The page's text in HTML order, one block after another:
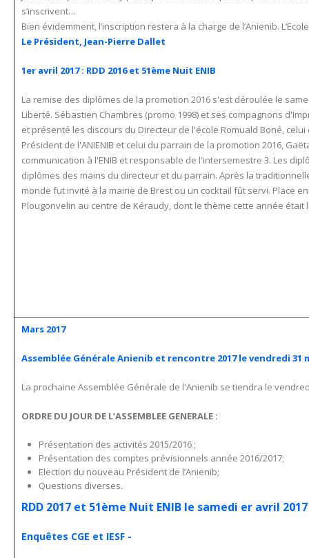
s’inscrivent…
Bien évidemment, l’inscription restera à la charge de l’Anienib.
Le Président, Jean-Pierre Dallet
1er avril 2017 : RDD 2016 et 51ème Nuit ENIB
La remise des diplômes de la promotion 2016 s'est déroulée le
Liberté. Sébastien Chambres (promo 1998) et ses compagnons
et présenté les discours du Directeur de l'école Romuald Boné, celui
Président de l'ANIENIB et celui du parrain de la promotion 2016,
communication à l'ENIB et responsable de l'intersemestre 3. Les
diplômes des mains du directeur et du parrain. Après la
monde fut invité à la mairie de Brest ou un cocktail fût servi. Place
Plougonvelin au centre de Kéraudy, dont le thème cette année était
Mars 2017
Assemblée Générale Anienib et rencontre 2017 le vendredi 31
La prochaine Assemblée Générale de l'Anienib se tiendra le
ORDRE DU JOUR DE L’ASSEMBLEE GENERALE :
Présentation des activités 2015/2016 ;
Présentation des comptes prévisionnels année 2016/2017;
Election du nouveau Président de l’Anienib;
Questions diverses.
RDD 2017 et 51ème Nuit ENIB le samedi er avril 2017
Enquêtes CGE et IESF -